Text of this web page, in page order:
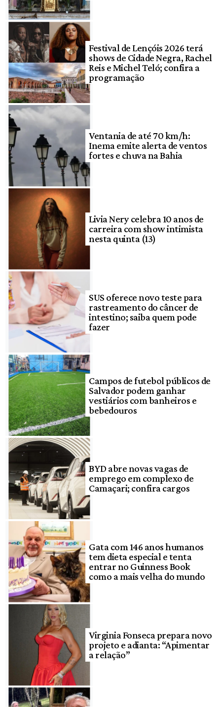
Festival de Lençóis 2026 terá
shows de Cidade Negra, Rachel
Reis e Michel Teló; confira a
programação
Ventania de até 70 km/h:
Inema emite alerta de ventos
fortes e chuva na Bahia
Livia Nery celebra 10 anos de
carreira com show intimista
nesta quinta (13)
SUS oferece novo teste para
rastreamento do câncer de
intestino; saiba quem pode
fazer
Campos de futebol públicos de
Salvador podem ganhar
vestiários com banheiros e
bebedouros
BYD abre novas vagas de
emprego em complexo de
Camaçari; confira cargos
Gata com 146 anos humanos
tem dieta especial e tenta
entrar no Guinness Book
como a mais velha do mundo
Virginia Fonseca prepara novo
projeto e adianta: “Apimentar
a relação”